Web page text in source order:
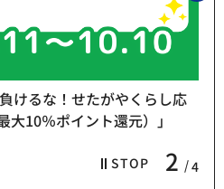
STOP 2 4
けるな！せたがやくらし応
10％ポイント還元）」